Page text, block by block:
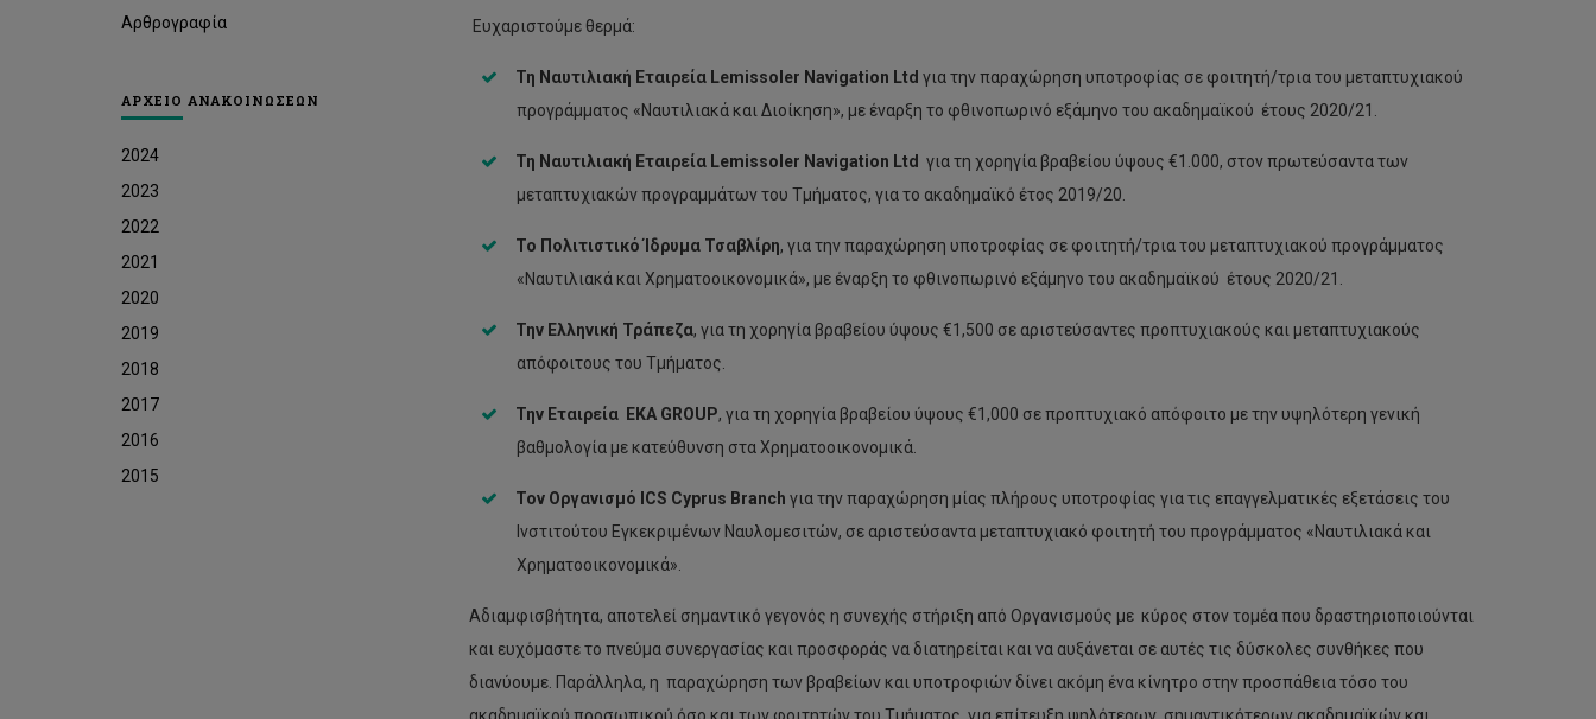
Αρθρογραφία
ΑΡΧΕΙΟ ΑΝΑΚΟΙΝΩΣΕΩΝ
2024
2023
2022
2021
2020
2019
2018
2017
2016
2015
Ευχαριστούμε θερμά:
Τη Ναυτιλιακή Εταιρεία Lemissoler Navigation Ltd για την παραχώρηση υποτροφίας σε φοιτητή/τρια του μεταπτυχιακού
προγράμματος «Ναυτιλιακά και Διοίκηση», με έναρξη το φθινοπωρινό εξάμηνο του ακαδημαϊκού έτους 2020/21.
Τη Ναυτιλιακή Εταιρεία Lemissoler Navigation Ltd για τη χορηγία βραβείου ύψους €1.000, στον πρωτεύσαντα των
μεταπτυχιακών προγραμμάτων του Τμήματος, για το ακαδημαϊκό έτος 2019/20.
Το Πολιτιστικό Ίδρυμα Τσαβλίρη, για την παραχώρηση υποτροφίας σε φοιτητή/τρια του μεταπτυχιακού προγράμματος
«Ναυτιλιακά και Χρηματοοικονομικά», με έναρξη το φθινοπωρινό εξάμηνο του ακαδημαϊκού έτους 2020/21.
Την Ελληνική Τράπεζα, για τη χορηγία βραβείου ύψους €1,500 σε αριστεύσαντες προπτυχιακούς και μεταπτυχιακούς
απόφοιτους του Τμήματος.
Την Εταιρεία EKA GROUP, για τη χορηγία βραβείου ύψους €1,000 σε προπτυχιακό απόφοιτο με την υψηλότερη γενική
βαθμολογία με κατεύθυνση στα Χρηματοοικονομικά.
Τον Οργανισμό ICS Cyprus Branch για την παραχώρηση μίας πλήρους υποτροφίας για τις επαγγελματικές εξετάσεις του
Ινστιτούτου Εγκεκριμένων Ναυλομεσιτών, σε αριστεύσαντα μεταπτυχιακό φοιτητή του προγράμματος «Ναυτιλιακά και
Χρηματοοικονομικά».
Αδιαμφισβήτητα, αποτελεί σημαντικό γεγονός η συνεχής στήριξη από Οργανισμούς με κύρος στον τομέα που δραστηριοποιούνται
και ευχόμαστε το πνεύμα συνεργασίας και προσφοράς να διατηρείται και να αυξάνεται σε αυτές τις δύσκολες συνθήκες που
διανύουμε. Παράλληλα, η παραχώρηση των βραβείων και υποτροφιών δίνει ακόμη ένα κίνητρο στην προσπάθεια τόσο του